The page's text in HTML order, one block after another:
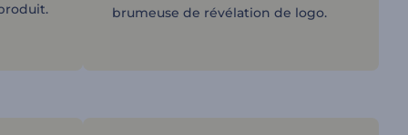
brumeuse de révélation de logo.